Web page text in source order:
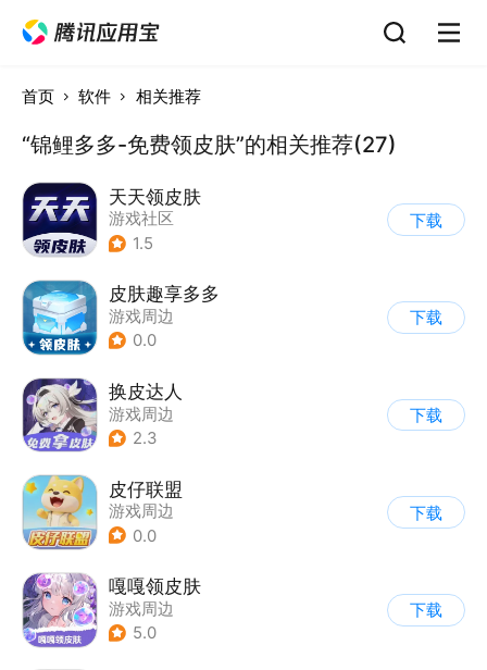
首页 软件 相关推荐
“锦鲤多多-免费领皮肤”的相关推荐(27)
天天领皮肤
游戏社区
1.5
下载
皮肤趣享多多
游戏周边
0.0
下载
换皮达人
游戏周边
2.3
下载
皮仔联盟
游戏周边
0.0
下载
嘎嘎领皮肤
游戏周边
5.0
下载